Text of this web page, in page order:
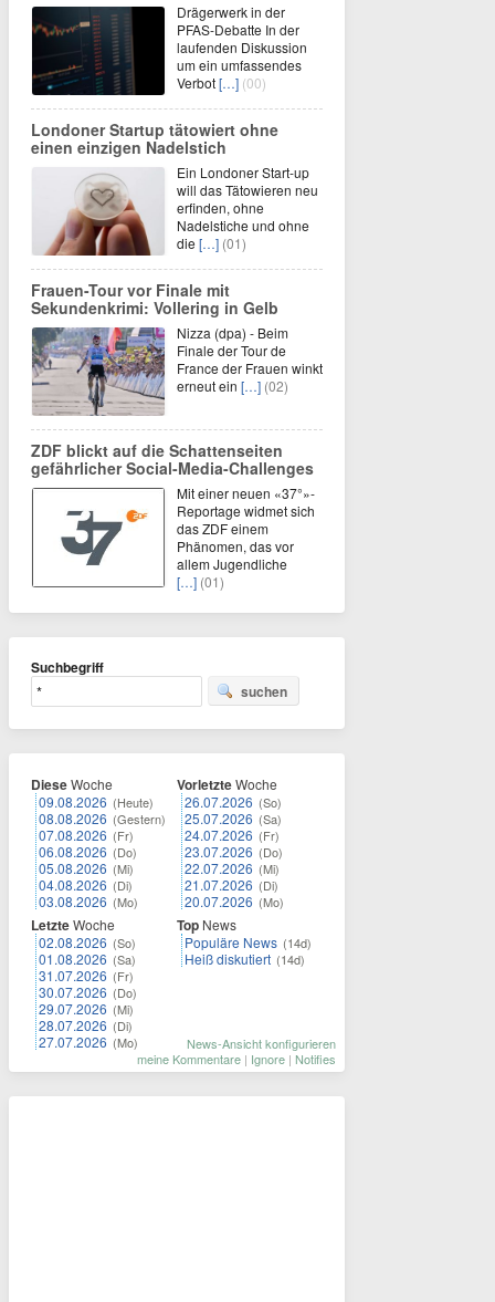
Drägerwerk in der
PFAS-Debatte In der
laufenden Diskussion
um ein umfassendes
Verbot[…] (00)
Londoner Startup tätowiert ohne
einen einzigen Nadelstich
Ein Londoner Start-up
will das Tätowieren neu
erfinden, ohne
Nadelstiche und ohne
die […] (01)
Frauen-Tour vor Finale mit
Sekundenkrimi: Vollering in Gelb
Nizza (dpa) - Beim
Finale der Tour de
France der Frauen winkt
erneut ein […] (02)
ZDF blickt auf die Schattenseiten
gefährlicher Social-Media-Challenges
Mit einer neuen «37°»-
Reportage widmet sich
das ZDF einem
Phänomen, das vor
allem Jugendliche
[…] (01)
Suchbegriff
suchen
DieseWoche
09.08.2026 (Heute)
08.08.2026 (Gestern)
07.08.2026 (Fr)
06.08.2026 (Do)
05.08.2026 (Mi)
04.08.2026 (Di)
03.08.2026 (Mo)
LetzteWoche
02.08.2026 (So)
01.08.2026 (Sa)
31.07.2026 (Fr)
30.07.2026 (Do)
29.07.2026 (Mi)
28.07.2026 (Di)
27.07.2026 (Mo)
VorletzteWoche
26.07.2026 (So)
25.07.2026 (Sa)
24.07.2026 (Fr)
23.07.2026 (Do)
22.07.2026 (Mi)
21.07.2026 (Di)
20.07.2026 (Mo)
Top News
Populäre News (14d)
Heiß diskutiert (14d)
News-Ansicht konfigurieren
meine Kommentare | Ignore | Notifies